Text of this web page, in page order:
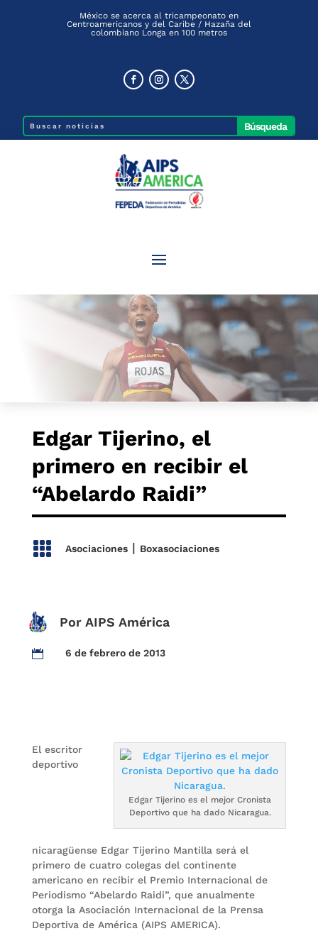
México se acerca al tricampeonato en
Centroamericanos y del Caribe / Hazaña del
colombiano Longa en 100 metros
Edgar Tijerino, el
primero en recibir el
“Abelardo Raidi”
 Asociaciones| Boxasociaciones
Por AIPS América
 6 de febrero de 2013
Edgar Tijerino es el mejor Cronista
Deportivo que ha dado Nicaragua.
El escritor
deportivo
nicaragüense Edgar Tijerino Mantilla será el
primero de cuatro colegas del continente
americano en recibir el Premio Internacional de
Periodismo “Abelardo Raidi”, que anualmente
otorga la Asociación Internacional de la Prensa
Deportiva de América (AIPS AMERICA).